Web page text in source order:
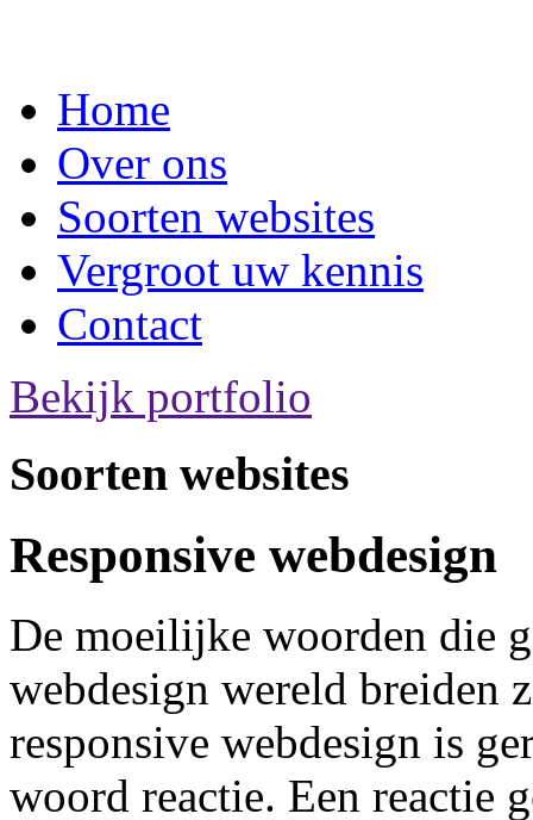
Home
Over ons
Soorten websites
Vergroot uw kennis
Contact
Bekijk portfolio
Soorten websites
Responsive webdesign
De moeilijke woorden die
webdesign wereld breiden
responsive webdesign is
woord reactie. Een reactie